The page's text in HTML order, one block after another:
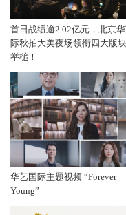
首日战绩逾2.02亿元，北京
际秋拍大美夜场领衔四大版
举槌！
华艺国际主题视频 “Forever
Young”